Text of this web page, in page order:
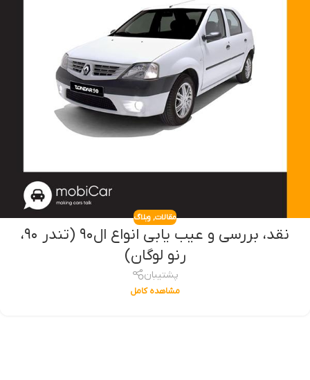
مقالات, وبلاگ
نقد، بررسی و عیب یابی انواع ال۹۰‌ (تندر ۹۰،
رنو لوگان)
پشتیبان
مشاهده کامل